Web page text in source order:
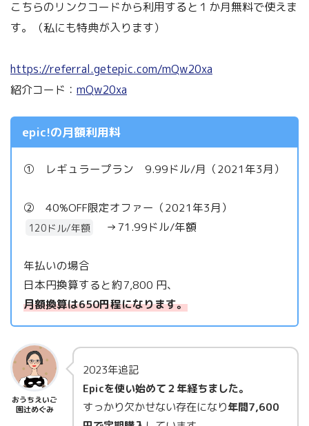
こちらのリンクコードから利用すると１か月無料で使えま
す。（私にも特典が入ります）
https://referral.getepic.com/mQw20xa
紹介コード： mQw20xa
epic!の月額利用料
① レギュラープラン 9.99ドル/月（2021年3月）
② 40%OFF限定オファー（2021年3月）
120ドル/年額 →71.99ドル/年額
年払いの場合
日本円換算すると約7,800 円、
月額換算は650円程になります。
おうちえいご
園辻めぐみ
2023年追記
Epicを使い始めて２年経ちました。
すっかり欠かせない存在になり年間7,600